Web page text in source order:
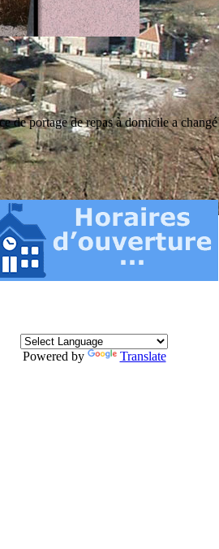
portage de repas à domicile a
Powered by Translate